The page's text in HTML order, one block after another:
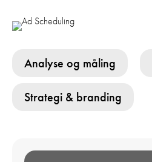
Analyse og måling
Strategi & branding